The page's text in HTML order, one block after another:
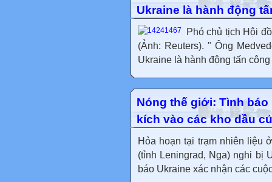
Ukraine là hành động
Phó chủ tịch Hội
(Ảnh: Reuters). " Ông
Ukraine là hành động tấn công
Nóng thế giới: Tình
kích vào các kho dầu
Hỏa hoạn tại trạm nhiên liệu
(tỉnh Leningrad, Nga) nghi bị
báo Ukraine xác nhận các